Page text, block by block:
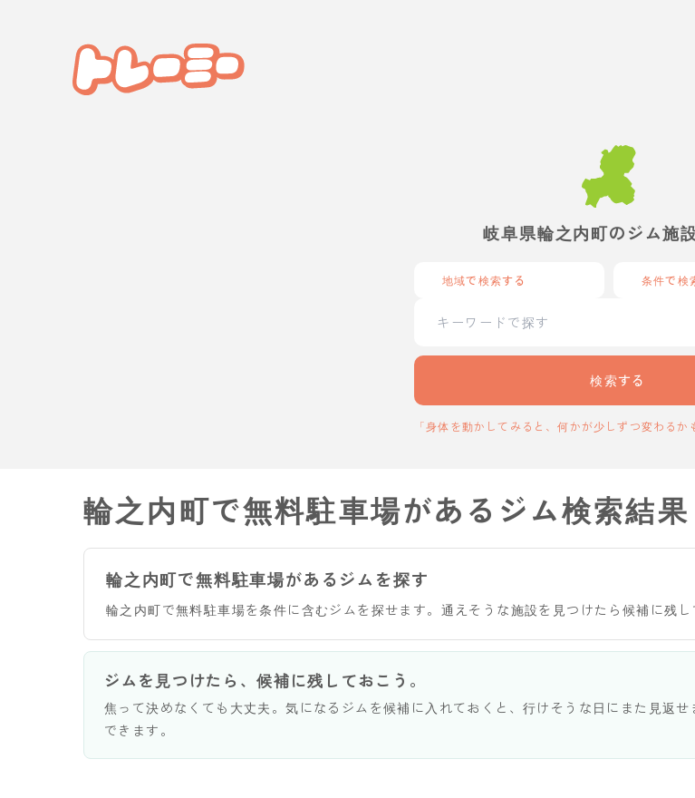
岐阜県輪之内町のジム施
地域で検索する 条件で検
検索する
「身体を動かしてみると、何かが少しずつ変わるか
輪之内町で無料駐車場があるジム検索結果
輪之内町で無料駐車場があるジムを探す
輪之内町で無料駐車場を条件に含むジムを探せます。通えそうな施設を見つけたら候補に残し
ジムを見つけたら、候補に残しておこう。
焦って決めなくても大丈夫。気になるジムを候補に入れておくと、行けそうな日にまた見返
できます。